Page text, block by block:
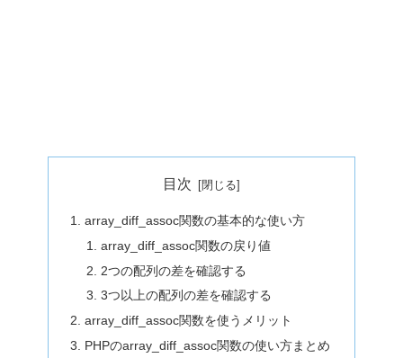
目次
array_diff_assoc関数の基本的な使い方
array_diff_assoc関数の戻り値
2つの配列の差を確認する
3つ以上の配列の差を確認する
array_diff_assoc関数を使うメリット
PHPのarray_diff_assoc関数の使い方まとめ